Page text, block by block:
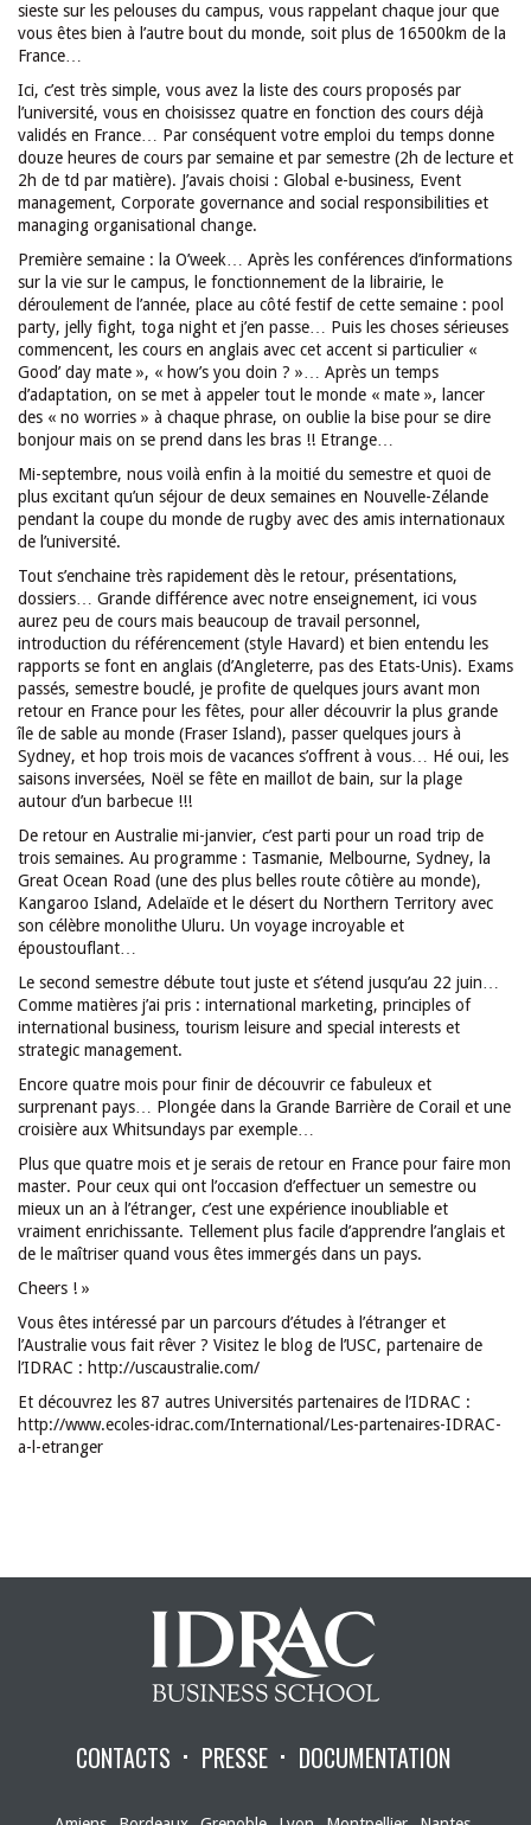
sieste sur les pelouses du campus, vous rappelant chaque jour que
vous êtes bien à l’autre bout du monde, soit plus de 16500km de la
France…
Ici, c’est très simple, vous avez la liste des cours proposés par
l’université, vous en choisissez quatre en fonction des cours déjà
validés en France… Par conséquent votre emploi du temps donne
douze heures de cours par semaine et par semestre (2h de lecture et
2h de td par matière). J’avais choisi : Global e-business, Event
management, Corporate governance and social responsibilities et
managing organisational change.
Première semaine : la O’week… Après les conférences d’informations
sur la vie sur le campus, le fonctionnement de la librairie, le
déroulement de l’année, place au côté festif de cette semaine : pool
party, jelly fight, toga night et j’en passe… Puis les choses sérieuses
commencent, les cours en anglais avec cet accent si particulier «
Good’ day mate », « how’s you doin ? »… Après un temps
d’adaptation, on se met à appeler tout le monde « mate », lancer
des « no worries » à chaque phrase, on oublie la bise pour se dire
bonjour mais on se prend dans les bras !! Etrange…
Mi-septembre, nous voilà enfin à la moitié du semestre et quoi de
plus excitant qu’un séjour de deux semaines en Nouvelle-Zélande
pendant la coupe du monde de rugby avec des amis internationaux
de l’université.
Tout s’enchaine très rapidement dès le retour, présentations,
dossiers… Grande différence avec notre enseignement, ici vous
aurez peu de cours mais beaucoup de travail personnel,
introduction du référencement (style Havard) et bien entendu les
rapports se font en anglais (d’Angleterre, pas des Etats-Unis). Exams
passés, semestre bouclé, je profite de quelques jours avant mon
retour en France pour les fêtes, pour aller découvrir la plus grande
île de sable au monde (Fraser Island), passer quelques jours à
Sydney, et hop trois mois de vacances s’offrent à vous… Hé oui, les
saisons inversées, Noël se fête en maillot de bain, sur la plage
autour d’un barbecue !!!
De retour en Australie mi-janvier, c’est parti pour un road trip de
trois semaines. Au programme : Tasmanie, Melbourne, Sydney, la
Great Ocean Road (une des plus belles route côtière au monde),
Kangaroo Island, Adelaïde et le désert du Northern Territory avec
son célèbre monolithe Uluru. Un voyage incroyable et
époustouflant…
Le second semestre débute tout juste et s’étend jusqu’au 22 juin…
Comme matières j’ai pris : international marketing, principles of
international business, tourism leisure and special interests et
strategic management.
Encore quatre mois pour finir de découvrir ce fabuleux et
surprenant pays… Plongée dans la Grande Barrière de Corail et une
croisière aux Whitsundays par exemple…
Plus que quatre mois et je serais de retour en France pour faire mon
master. Pour ceux qui ont l’occasion d’effectuer un semestre ou
mieux un an à l’étranger, c’est une expérience inoubliable et
vraiment enrichissante. Tellement plus facile d’apprendre l’anglais et
de le maîtriser quand vous êtes immergés dans un pays.
Cheers ! »
Vous êtes intéressé par un parcours d’études à l’étranger et
l’Australie vous fait rêver ? Visitez le blog de l’USC, partenaire de
l’IDRAC : http://uscaustralie.com/
Et découvrez les 87 autres Universités partenaires de l’IDRAC :
http://www.ecoles-idrac.com/International/Les-partenaires-IDRAC-
a-l-etranger
CONTACTS PRESSE DOCUMENTATION